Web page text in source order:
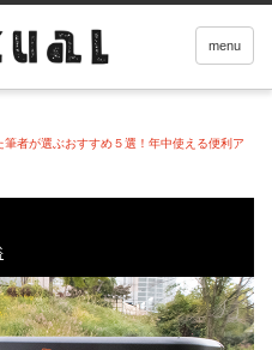
menu
筆者が選ぶおすすめ５選！年中使える便利ア